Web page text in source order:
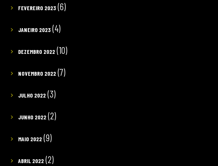
FEVEREIRO 2023(6)
JANEIRO 2023(4)
DEZEMBRO 2022(10)
NOVEMBRO 2022(7)
JULHO 2022(3)
JUNHO 2022(2)
MAIO 2022(9)
ABRIL 2022(2)